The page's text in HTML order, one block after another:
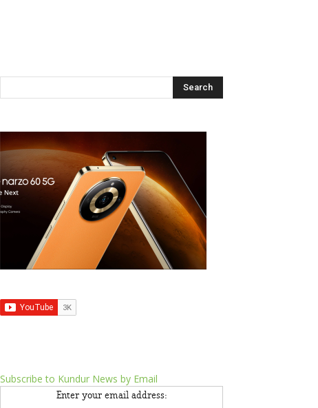
Subscribe to Kundur News by Email
Enter your email address: